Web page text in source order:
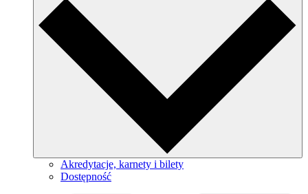
Akredytacje, karnety i bilety
Dostępność